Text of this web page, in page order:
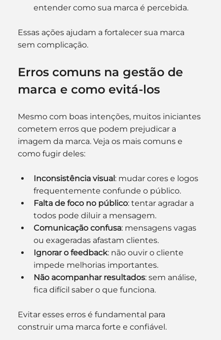
entender como sua marca é percebida.
Essas ações ajudam a fortalecer sua marca
sem complicação.
Erros comuns na gestão de
marca e como evitá-los
Mesmo com boas intenções, muitos iniciantes
cometem erros que podem prejudicar a
imagem da marca. Veja os mais comuns e
como fugir deles:
Inconsistência visual : mudar cores e logos
frequentemente confunde o público.
Falta de foco no público: tentar agradar a
todos pode diluir a mensagem.
Comunicação confusa: mensagens vagas
ou exageradas afastam clientes.
Ignorar o feedback: não ouvir o cliente
impede melhorias importantes.
Não acompanhar resultados: sem análise,
fica difícil saber o que funciona.
Evitar esses erros é fundamental para
construir uma marca forte e confiável.